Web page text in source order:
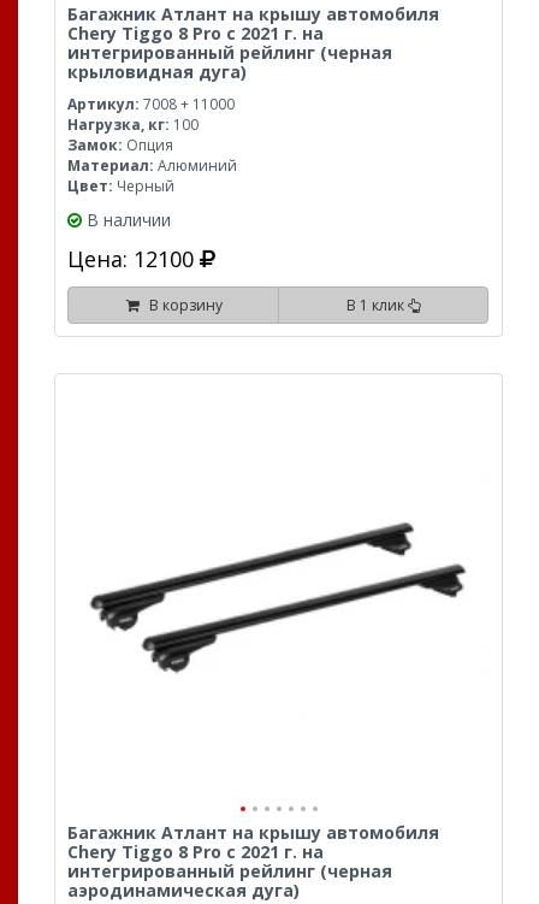
Багажник Атлант на крышу автомобиля
Chery Tiggo 8 Pro с 2021 г. на
интегрированный рейлинг (черная
крыловидная дуга)
Артикул: 7008 + 11000
Нагрузка, кг: 100
Замок: Опция
Материал: Алюминий
Цвет: Черный
В наличии
Цена: 12100
В корзину В 1 клик
Багажник Атлант на крышу автомобиля
Chery Tiggo 8 Pro с 2021 г. на
интегрированный рейлинг (черная
аэродинамическая дуга)